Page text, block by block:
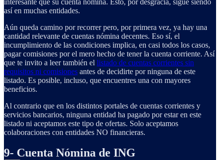
así en muchas entidades.
Aún queda camino por recorrer pero, por primera vez, ya hay una
cantidad relevante de cuentas nómina decentes. Eso sí, el
incumplimiento de las condiciones implica, en casi todos los casos,
pagar comisiones por el mero hecho de tener la cuenta corriente. Así
que te invito a leer también el listado de cuentas corrientes sin
requisitos ni comisiones antes de decidirte por ninguna de este
listado. Es posible, incluso, que encuentres una con mayores
beneficios.
Al contrario que en los distintos portales de cuentas corrientes y
servicios bancarios, ninguna entidad ha pagado por estar en este
listado ni aceptamos este tipo de ofertas. Solo aceptamos
colaboraciones con entidades NO financieras.
9- Cuenta Nómina de ING